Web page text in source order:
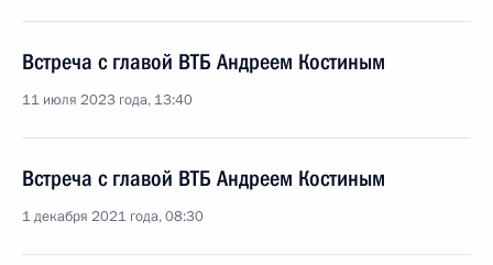
Встреча с главой ВТБ Андреем Костиным
11 июля 2023 года, 13:40
Встреча с главой ВТБ Андреем Костиным
1 декабря 2021 года, 08:30